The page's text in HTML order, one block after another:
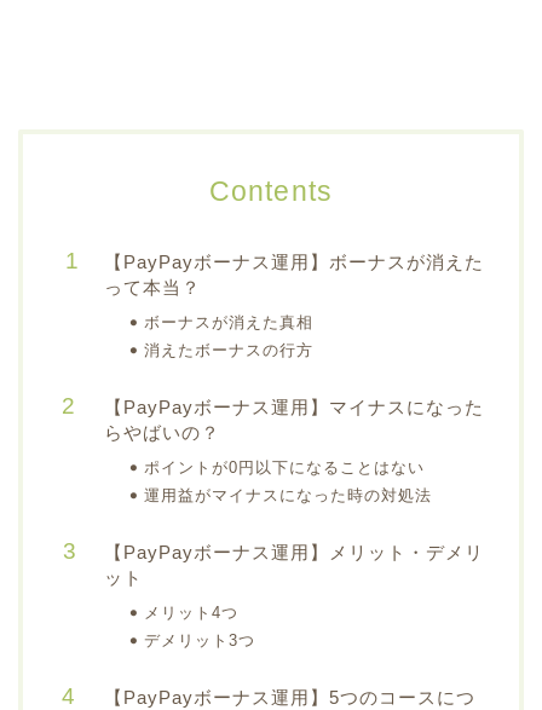
Contents
【PayPayボーナス運用】ボーナスが消えた
って本当？
ボーナスが消えた真相
消えたボーナスの行方
【PayPayボーナス運用】マイナスになった
らやばいの？
ポイントが0円以下になることはない
運用益がマイナスになった時の対処法
【PayPayボーナス運用】メリット・デメリ
ット
メリット4つ
デメリット3つ
【PayPayボーナス運用】5つのコースにつ